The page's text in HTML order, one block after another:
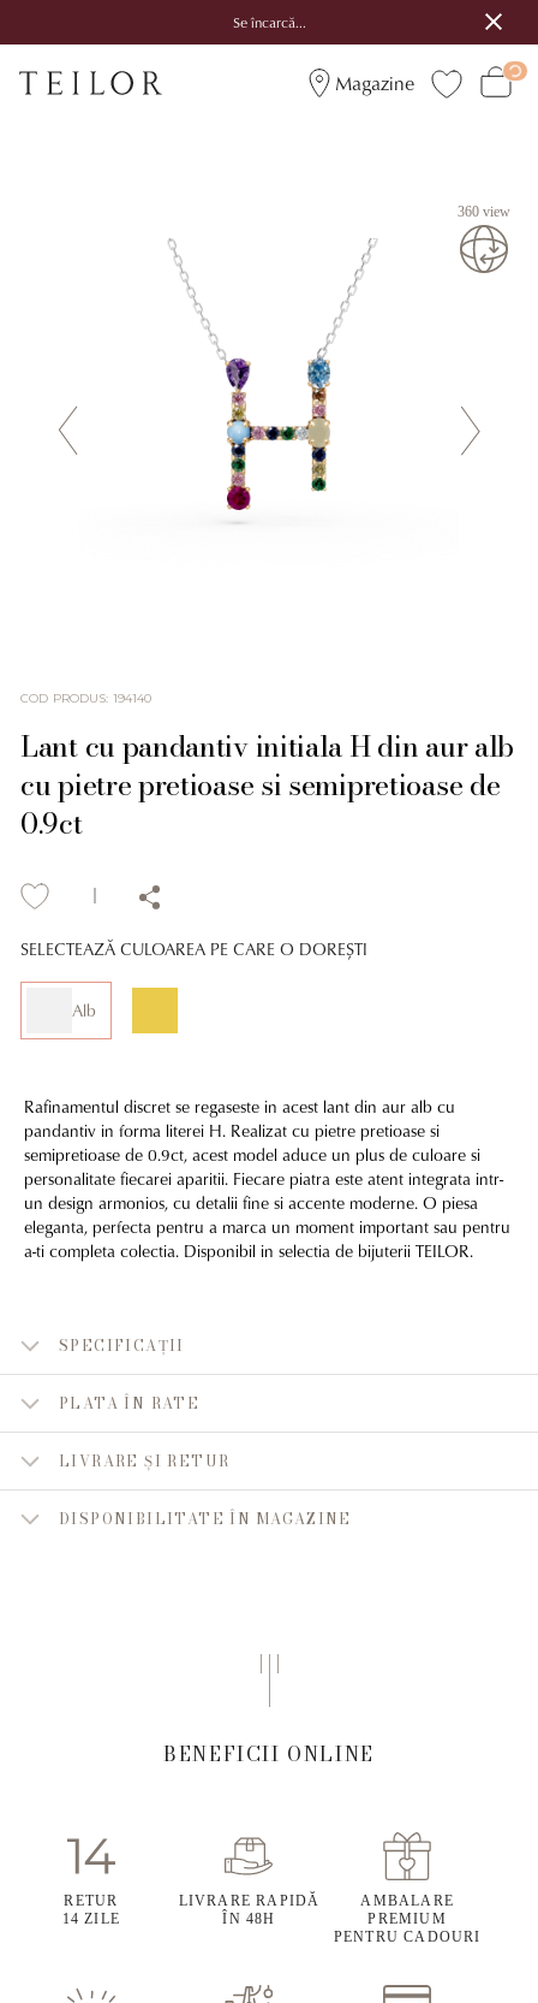
Se încarcă...
Magazine
360 view
COD PRODUS: 194140
Lant cu pandantiv initiala H din aur alb
cu pietre pretioase si semipretioase de
0.9ct
SELECTEAZĂ CULOAREA PE CARE O DOREȘTI
Alb
Rafinamentul discret se regaseste in acest lant din aur alb cu
pandantiv in forma literei H. Realizat cu pietre pretioase si
semipretioase de 0.9ct, acest model aduce un plus de culoare si
personalitate fiecarei aparitii. Fiecare piatra este atent integrata intr-
un design armonios, cu detalii fine si accente moderne. O piesa
eleganta, perfecta pentru a marca un moment important sau pentru
a-ti completa colectia. Disponibil in selectia de bijuterii TEILOR.
SPECIFICAȚII
PLATA ÎN RATE
LIVRARE ȘI RETUR
DISPONIBILITATE ÎN MAGAZINE
BENEFICII ONLINE
RETUR
14 ZILE
LIVRARE RAPIDĂ
ÎN 48H
AMBALARE
PREMIUM
PENTRU CADOURI